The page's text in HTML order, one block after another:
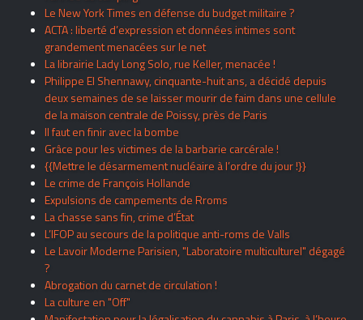
Le New York Times en défense du budget militaire ?
ACTA : liberté d’expression et données intimes sont
grandement menacées sur le net
La librairie Lady Long Solo, rue Keller, menacée !
Philippe El Shennawy, cinquante-huit ans, a décidé depuis
deux semaines de se laisser mourir de faim dans une cellule
de la maison centrale de Poissy, près de Paris
Il faut en finir avec la bombe
Grâce pour les victimes de la barbarie carcérale !
{{Mettre le désarmement nucléaire à l’ordre du jour !}}
Le crime de François Hollande
Expulsions de campements de Rroms
La chasse sans fin, crime d’État
L’IFOP au secours de la politique anti-roms de Valls
Le Lavoir Moderne Parisien, "Laboratoire multiculturel" dégagé
?
Abrogation du carnet de circulation !
La culture en "Off"